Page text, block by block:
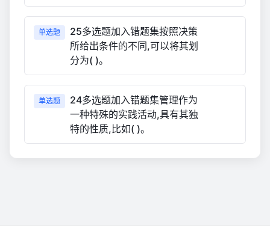
单选题
25多选题加入错题集按照决策
所给出条件的不同,可以将其划
分为( )。
单选题
24多选题加入错题集管理作为
一种特殊的实践活动,具有其独
特的性质,比如( )。